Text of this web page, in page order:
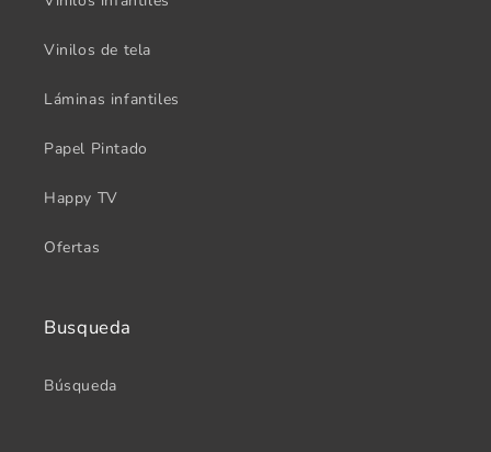
Vinilos de tela
Láminas infantiles
Papel Pintado
Happy TV
Ofertas
Busqueda
Búsqueda